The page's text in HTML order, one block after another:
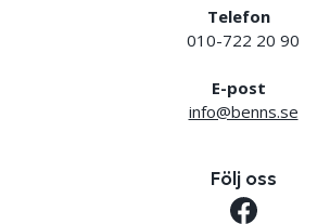
Telefon
010-722 20 90
E-post
info@benns.se
Följ oss